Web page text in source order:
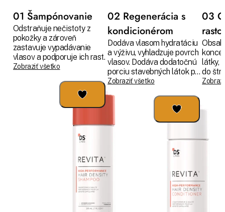
01 Šampónovanie
Odstraňuje nečistoty z
pokožky a zároveň
zastavuje vypadávanie
vlasov a podporuje ich rast.
Zobraziť všetko
02 Regenerácia s
kondicionérom
Dodáva vlasom hydratáciu
a výživu, vyhladzuje povrch
vlasov. Dodáva dodatočnú
porciu stavebných látok pre
rast a silu.
Zobraziť všetko
03
látky,
do